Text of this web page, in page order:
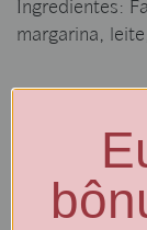
Ingredientes:
margarina,